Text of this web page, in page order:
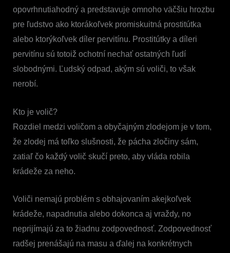
opovrhnutiahodný a predstavuje omnoho väčšiu hrozbu
pre ľudstvo ako ktorákoľvek promiskuitná prostitútka
alebo ktorýkoľvek díler pervitínu. Prostitútky a díleri
pervitínu sú totoiž ochotní nechať ostatných ľudí
slobodnými. Ľudský odpad, akým sú voliči, to však
nerobí.
Kto je volič?
Rozdiel medzi voličom a obyčajným zlodejom je v tom,
že zlodej má toľko slušnosti, že pácha zločiny sám,
zatiaľ čo každý volič skučí preto, aby vláda robila
krádeže za neho.
Voliči nemajú problém s obhajovaním akejkoľvek
krádeže, napadnutia alebo dokonca aj vraždy, no
neprijímajú za to žiadnu zodpovednosť. Zodpovednosť
radšej prenášajú na masu a ďalej na konkrétnych